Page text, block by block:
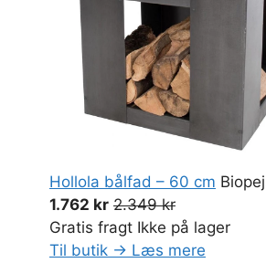
Hollola bålfad – 60 cm
1.762 kr 2.349 kr
Gratis fragt Ikke på lager
Til butik → Læs mere